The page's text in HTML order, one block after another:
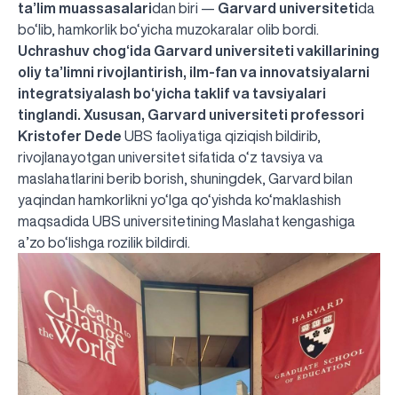
ta’lim muassasalaridan biri — Garvard universitetida
bo‘lib, hamkorlik bo‘yicha muzokaralar olib bordi.
Uchrashuv chog‘ida Garvard universiteti vakillarining
oliy ta’limni rivojlantirish, ilm-fan va innovatsiyalarni
integratsiyalash bo‘yicha taklif va tavsiyalari
tinglandi. Xususan, Garvard universiteti professori
Kristofer Dede UBS faoliyatiga qiziqish bildirib,
rivojlanayotgan universitet sifatida o‘z tavsiya va
maslahatlarini berib borish, shuningdek, Garvard bilan
yaqindan hamkorlikni yo‘lga qo‘yishda ko‘maklashish
maqsadida UBS universitetining Maslahat kengashiga
a’zo bo‘lishga rozilik bildirdi.